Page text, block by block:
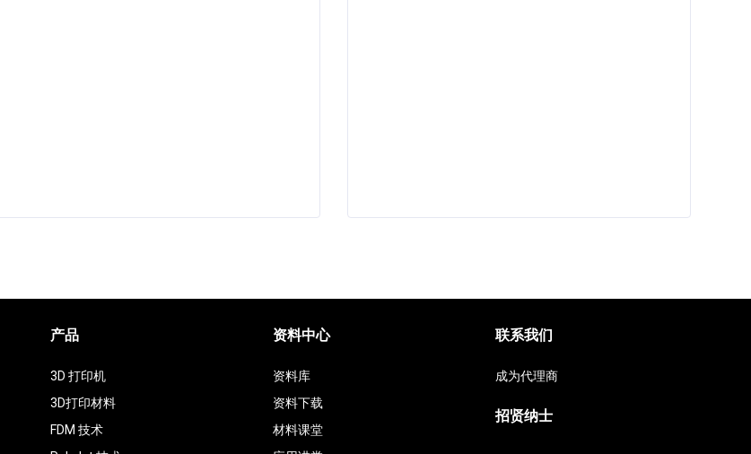
产品
3D 打印机
3D打印材料
FDM 技术
资料中心
资料库
资料下载
材料课堂
联系我们
成为代理商
招贤纳士